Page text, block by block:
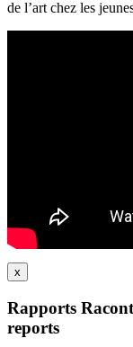
de l’art chez les
x
Rapports
reports